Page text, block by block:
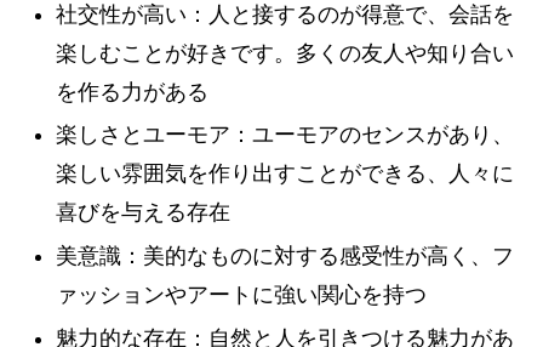
社交性が高い：人と接するのが得意で、会話を
楽しむことが好きです。多くの友人や知り合い
を作る力がある
楽しさとユーモア：ユーモアのセンスがあり、
楽しい雰囲気を作り出すことができる、人々に
喜びを与える存在
美意識：美的なものに対する感受性が高く、フ
ァッションやアートに強い関心を持つ
魅力的な存在：自然と人を引きつける魅力があ